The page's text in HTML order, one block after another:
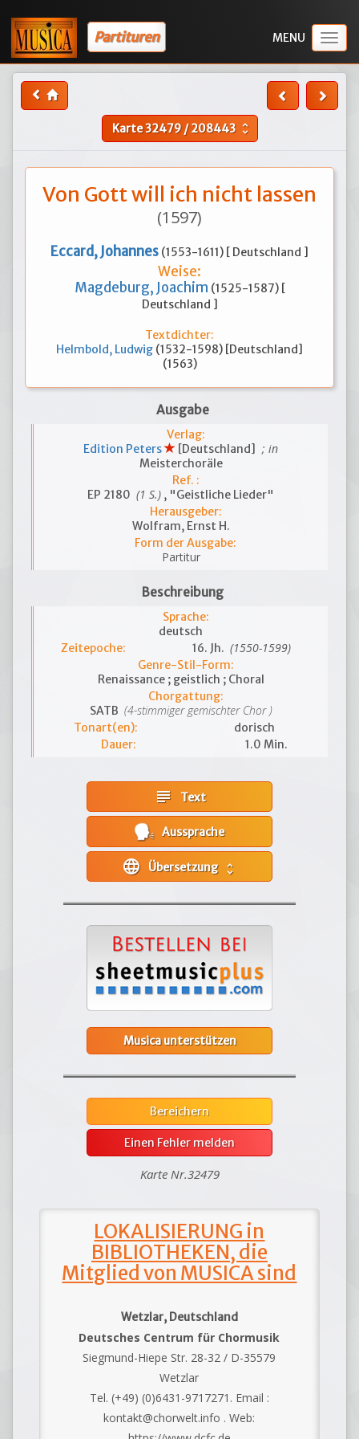
Partituren
Karte32479/208443 unfold_more
Von Gott will ich nicht lassen
(1597)
Eccard, Johannes (1553-1611) [ Deutschland ]
Weise:
Magdeburg, Joachim (1525-1587) [
Deutschland ]
Textdichter:
Helmbold, Ludwig (1532-1598) [Deutschland]
(1563)
Ausgabe
Verlag:
Edition Peters
[Deutschland] ; in
Meisterchoräle
Ref. :
EP 2180 (1 S.) , "Geistliche Lieder"
Herausgeber:
Wolfram, Ernst H.
Form der Ausgabe:
Partitur
Beschreibung
Sprache:
deutsch
Zeitepoche:
16. Jh. (1550-1599)
Genre-Stil-Form:
Renaissance ; geistlich ; Choral
Chorgattung:
SATB (4-stimmiger gemischter Chor )
Tonart(en):
dorisch
Dauer:
1.0 Min.
subject Text
Aussprache
language unfold_more
Musica unterstützen
Bereichern
Einen Fehler melden
Karte Nr.32479
LOKALISIERUNG in
BIBLIOTHEKEN, die
Mitglied von MUSICA sind
Wetzlar, Deutschland
Deutsches Centrum für Chormusik
Siegmund-Hiepe Str. 28-32 / D-35579
Wetzlar
Tel. (+49) (0)6431-9717271. Email :
kontakt@chorwelt.info . Web: